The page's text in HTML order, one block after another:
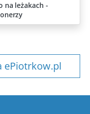
na leżakach -
ePiotrkow.pl